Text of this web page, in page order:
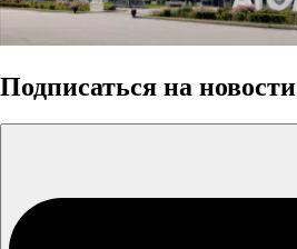
Подписаться на новости